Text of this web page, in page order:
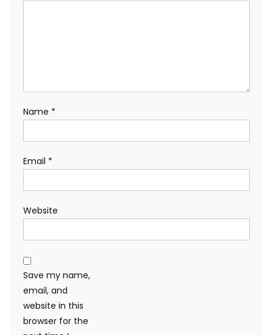
Name *
Email *
Website
Save my name,
email, and
website in this
browser for the